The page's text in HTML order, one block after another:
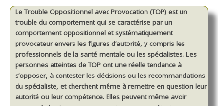
Le Trouble Oppositionnel avec Provocation (TOP) est un
trouble du comportement qui se caractérise par un
comportement oppositionnel et systématiquement
provocateur envers les figures d’autorité, y compris les
professionnels de la santé mentale ou les spécialistes. Les
personnes atteintes de TOP ont une réelle tendance à
s’opposer, à contester les décisions ou les recommandations
du spécialiste, et cherchent même à remettre en question leur
autorité ou leur compétence. Elles peuvent même avoir